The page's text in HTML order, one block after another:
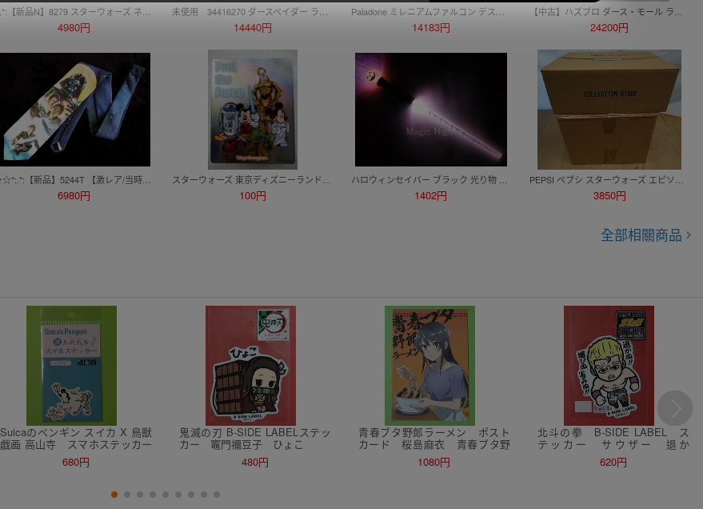
4980円 14440円 14183円 24200円
6980円 100円 1402円 3850円
全部相關商品
Suicaのペンギン スイカ X 鳥獣
戯画 高山寺 スマホステッカー
ハッケヨイ！ ペンコレ
680円
鬼滅の刃 B-SIDE LABELステッ
カー 竈門禰豆子 ひょこ
480円
青春ブタ野郎ラーメン ポスト
カード 桜島麻衣 青春ブタ野
郎はおでかけシスターの夢を見
ない 青ブタ コラボ
1080円
北斗の拳 B-SIDE LABEL ス
テッカー サウザー 退か
ぬ！！媚びぬ省みぬ！！
620円